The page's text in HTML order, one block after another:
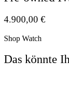
4.900,00 €
Shop Watch
Das könnte